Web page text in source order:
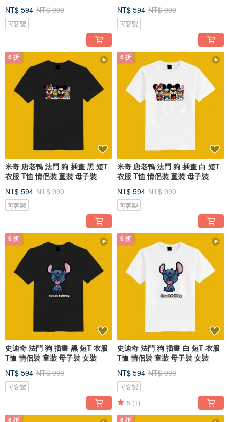
NT$ 594 NT$ 990
可客製
NT$ 594 NT$ 990
可客製
6 折
米奇 唐老鴨 法鬥 狗 插畫 黑 短T
衣服 T恤 情侶裝 童裝 母子裝
NT$ 594 NT$ 990
可客製
6 折
米奇 唐老鴨 法鬥 狗 插畫 白 短T
衣服 T恤 情侶裝 童裝 母子裝
NT$ 594 NT$ 990
可客製
6 折
史迪奇 法鬥 狗 插畫 黑 短T 衣服
T恤 情侶裝 童裝 母子裝 女裝
NT$ 594 NT$ 990
可客製
6 折
史迪奇 法鬥 狗 插畫 白 短T 衣服
T恤 情侶裝 童裝 母子裝 女裝
NT$ 594 NT$ 990
可客製
5 (1)
6 折 6 折